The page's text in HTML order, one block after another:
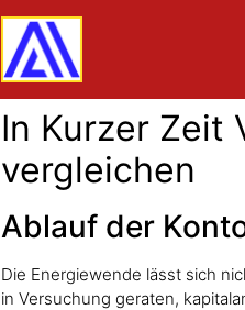
In Kurzer Zeit
vergleichen
Ablauf der
Die Energiewende lässt sich
in Versuchung geraten,